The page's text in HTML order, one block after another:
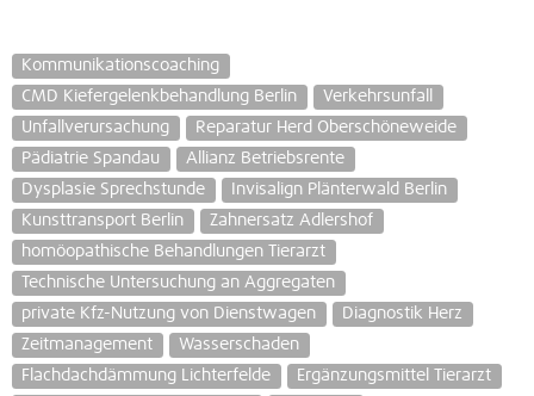
Kommunikationscoaching
CMD Kiefergelenkbehandlung Berlin
Verkehrsunfall
Unfallverursachung
Reparatur Herd Oberschöneweide
Pädiatrie Spandau
Allianz Betriebsrente
Dysplasie Sprechstunde
Invisalign Plänterwald Berlin
Kunsttransport Berlin
Zahnersatz Adlershof
homöopathische Behandlungen Tierarzt
Technische Untersuchung an Aggregaten
private Kfz-Nutzung von Dienstwagen
Diagnostik Herz
Zeitmanagement
Wasserschaden
Flachdachdämmung Lichterfelde
Ergänzungsmittel Tierarzt